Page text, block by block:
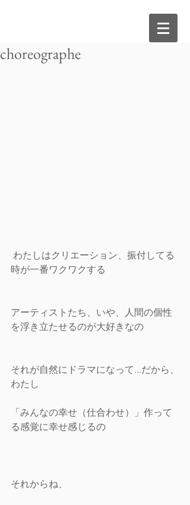
choreographe
時が一番ワクワクする
アーティストたち、いや、人間の個性
を浮き立たせるのが大好きなの
それが自然にドラマになって...だから、
わたし
「みんなの幸せ（仕合わせ）」作って
る感覚に幸せ感じるの
それからね、